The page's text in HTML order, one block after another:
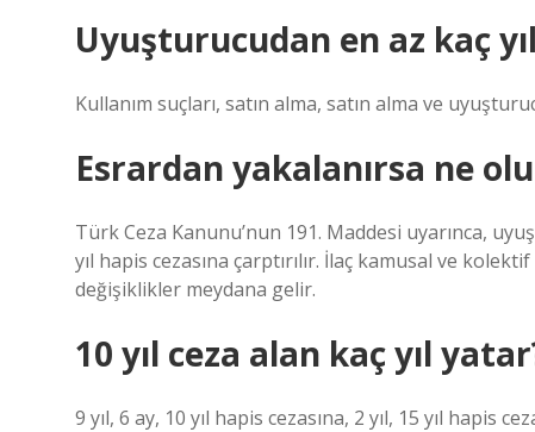
Uyuşturucudan en az kaç
Kullanım suçları, satın alma, satın alma ve
Esrardan yakalanırsa ne
Türk Ceza Kanunu’nun 191. Maddesi uyarınca,
yıl hapis cezasına çarptırılır. İlaç kamusal ve
değişiklikler meydana gelir.
10 yıl ceza alan kaç yıl
9 yıl, 6 ay, 10 yıl hapis cezasına, 2 yıl, 15 yıl hapis